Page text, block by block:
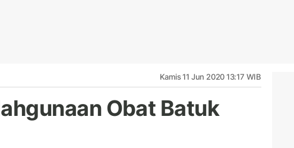
Kamis 11 Jun 2020 13:17 WIB
Obat Batuk